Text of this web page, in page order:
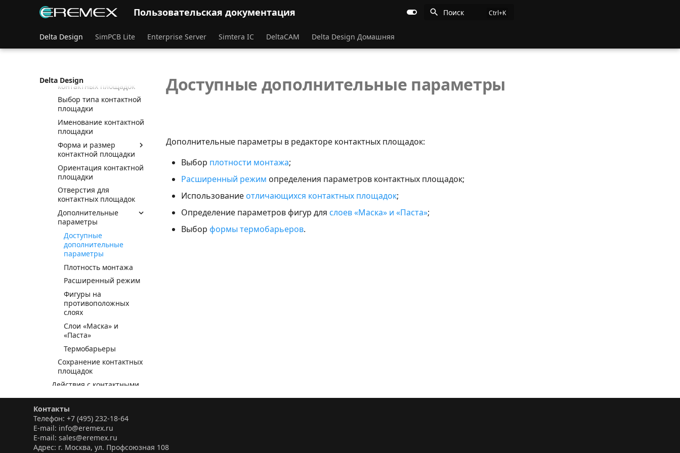
Пользовательская документация Поиск
Delta Design SimPCB Lite Enterprise Server Simtera IC DeltaCAM Delta Design Домашняя
Delta Design
Общие сведения о
контактных площадках
Редактор контактных
площадок
Общее в создании
контактных площадок
Выбор типа контактной
площадки
Именование контактной
площадки
Форма и размер
контактной площадки
Ориентация контактной
площадки
Отверстия для
контактных площадок
Дополнительные
параметры
Доступные
дополнительные
параметры
Плотность монтажа
Расширенный режим
Фигуры на
противоположных
слоях
Слои «Маска» и
«Паста»
Термобарьеры
Сохранение контактных
площадок
Действия с контактными
Посадочные места
Условные графические
обозначения
Создание компонентов
Доступные дополнительные параметры
Дополнительные параметры в редакторе контактных площадок:
Выбор плотности монтажа;
Расширенный режим определения параметров контактных площадок;
Использование отличающихся контактных площадок;
Определение параметров фигур для слоев «Маска» и «Паста»;
Выбор формы термобарьеров.
Контакты
Телефон: +7 (495) 232-18-64
E-mail: info@eremex.ru
E-mail: sales@eremex.ru
Адрес: г. Москва, ул. Профсоюзная 108